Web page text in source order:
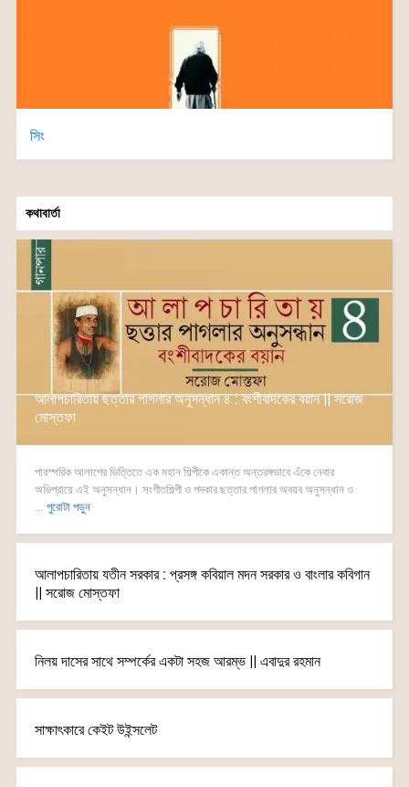
সিং
কথাবার্তা
আলাপচারিতায় ছত্তার পাগলার অনুসন্ধান ৪ : বংশীবাদকের বয়ান || সরোজ
মোস্তফা
পারস্পরিক আলাপের ভিত্তিতে এক মহান শিল্পীকে একান্ত অন্তরঙ্গভাবে এঁকে নেবার
অভিপ্রায়ে এই অনুসন্ধান। সংগীতশিল্পী ও পদকার ছত্তার পাগলার অবয়ব অনুসন্ধান ও
পুরোটা পড়ুন
আলাপচারিতায় যতীন সরকার : প্রসঙ্গ কবিয়াল মদন সরকার ও বাংলার কবিগান
|| সরোজ মোস্তফা
নিলয় দাসের সাথে সম্পর্কের একটা সহজ আরম্ভ || এবাদুর রহমান
সাক্ষাৎকারে কেইট উইন্সলেট